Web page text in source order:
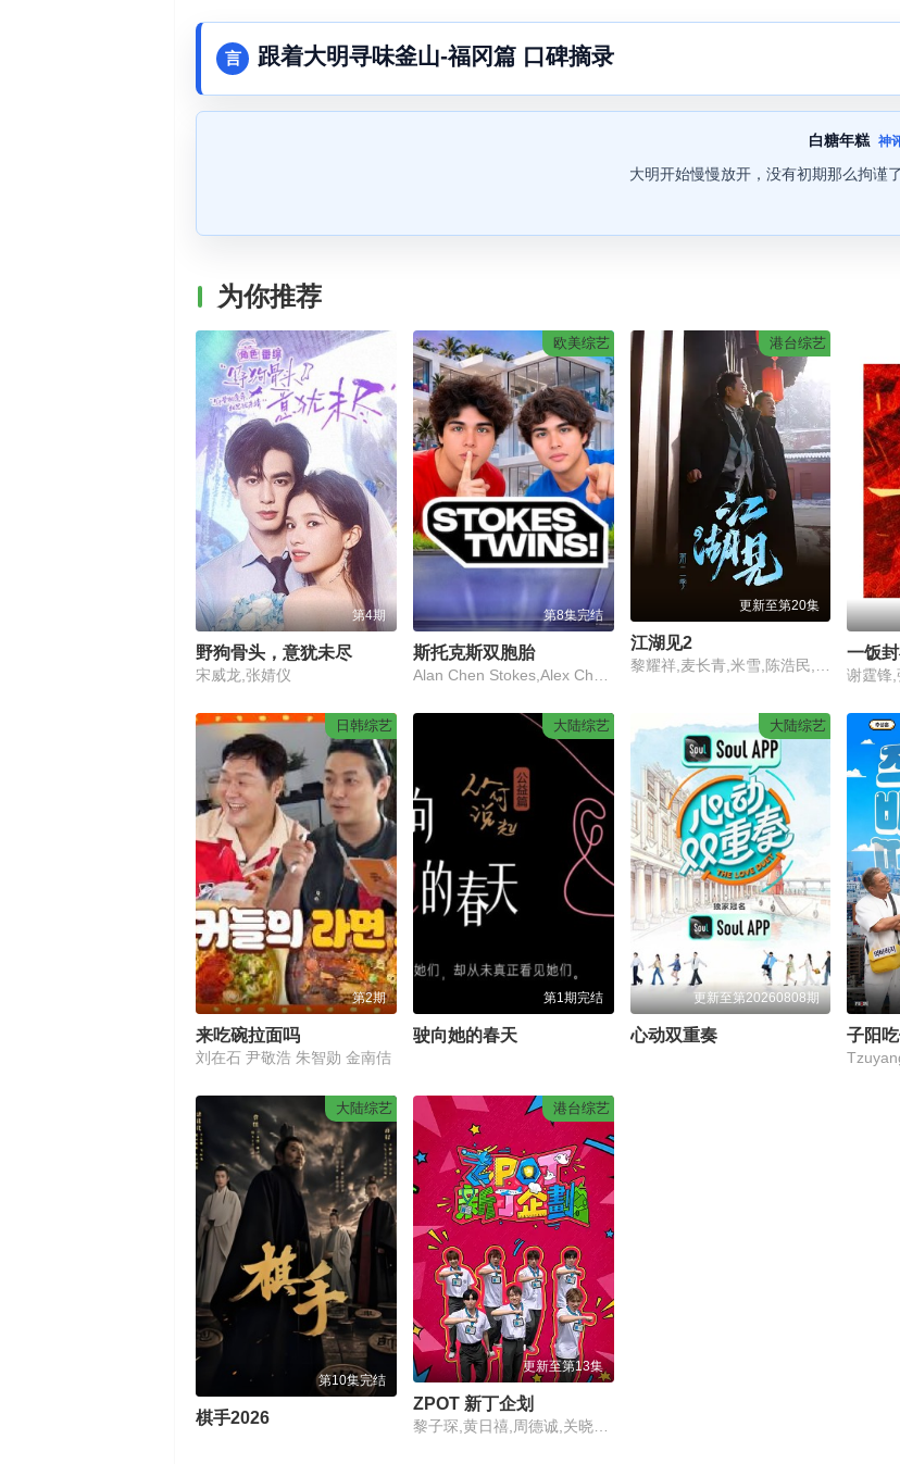
言 跟着大明寻味釜山-福冈篇 口碑摘录
白糖年糕 神
大明开始慢慢放开，没有初期那么拘谨
为你推荐
第4期
野狗骨头，意犹未尽
宋威龙,张婧仪
欧美综艺
第8集完结
斯托克斯双胞胎
港台综艺
更新至第20集
江湖见2
黎耀祥,麦长青,米雪,陈浩民,樊少皇,吕颂贤
一饭
日韩综艺
第2期
来吃碗拉面吗
刘在石 尹敬浩 朱智勋 金南佶
大陆综艺
第1期完结
驶向她的春天
大陆综艺
更新至第20260808期
心动双重奏 子阳
大陆综艺
第10集完结
棋手2026
港台综艺
更新至第13集
ZPOT 新丁企划
黎子琛,黄日禧,周德诚,关晓隆,陈缙羲,张肇维,林焯彦